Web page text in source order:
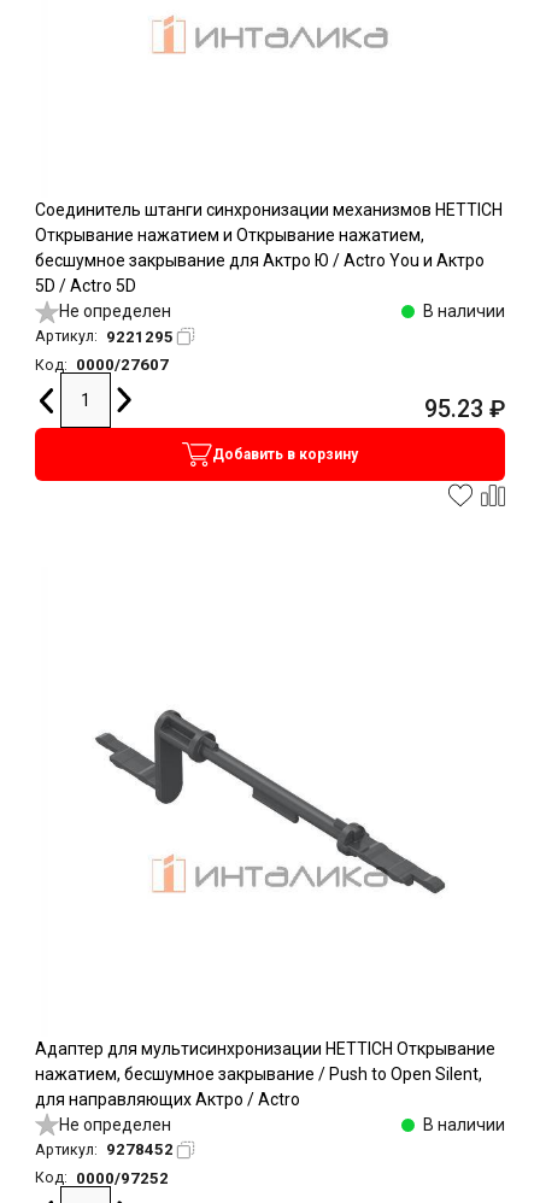
Соединитель штанги синхронизации механизмов HETTICH
Открывание нажатием и Открывание нажатием,
бесшумное закрывание для Актро Ю / Actro You и Актро
5D / Actro 5D
Не определен
В наличии
Артикул: 9221295
Код: 0000/27607
95.23 ₽
Добавить в корзину
Адаптер для мультисинхронизации HETTICH Открывание
нажатием, бесшумное закрывание / Push to Open Silent,
для направляющих Актро / Actro
Не определен
В наличии
Артикул: 9278452
Код: 0000/97252